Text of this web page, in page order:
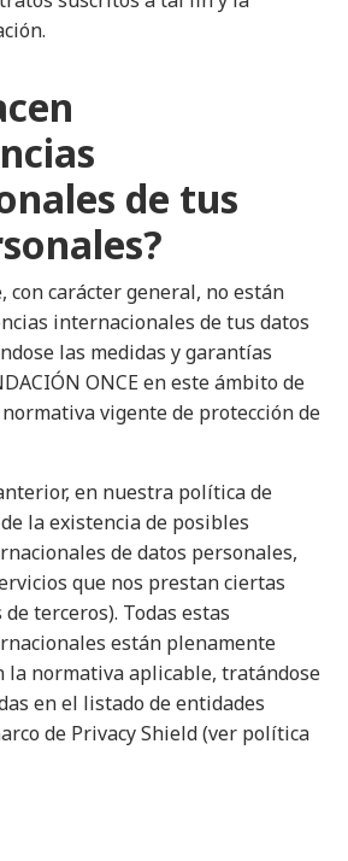
de tus
con carácter general, no están
internacionales de tus datos
las medidas y garantías
ONCE en este ámbito de
vigente de protección de
en nuestra política de
la existencia de posibles
de datos personales,
que nos prestan ciertas
terceros). Todas estas
están plenamente
la normativa aplicable, tratándose
en el listado de entidades
de Privacy Shield (ver política